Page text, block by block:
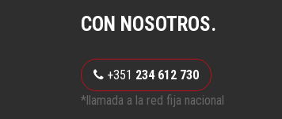
CON NOSOTROS.
+351 234 612 730
*llamada a la red fija nacional